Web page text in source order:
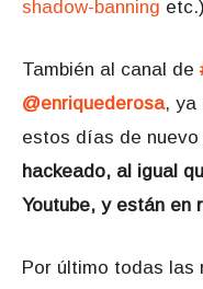
shadow-banning
También al canal de
@enriquederosa, ya
estos días de nuevo
hackeado, al igual
Youtube, y están en
Por último todas las